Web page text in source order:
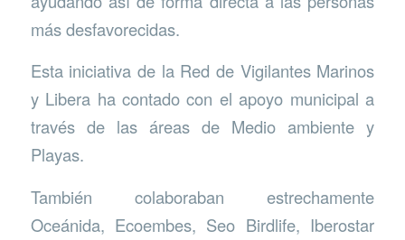
más desfavorecidas.
Esta iniciativa de la Red de Vigilantes Marinos
y Libera ha contado con el apoyo municipal a
través de las áreas de Medio ambiente y
Playas.
También colaboraban estrechamente
Oceánida, Ecoembes, Seo Birdlife, Iberostar